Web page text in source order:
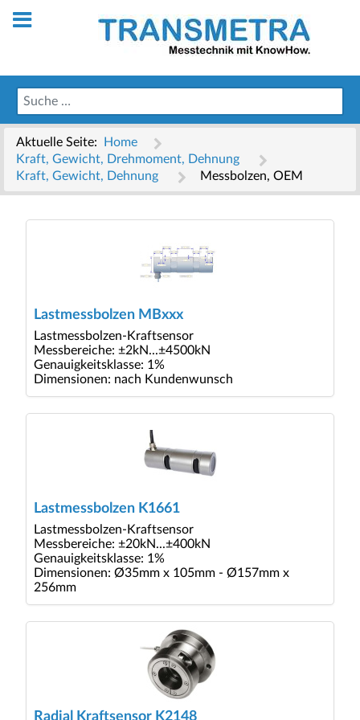
Aktuelle Seite:
Home
Kraft, Gewicht, Drehmoment, Dehnung
Kraft, Gewicht, Dehnung
Messbolzen, OEM
Lastmessbolzen MBxxx
Lastmessbolzen-Kraftsensor
Messbereiche: ±2kN...±4500kN
Genauigkeitsklasse: 1%
Dimensionen: nach Kundenwunsch
Lastmessbolzen K1661
Lastmessbolzen-Kraftsensor
Messbereiche: ±20kN...±400kN
Genauigkeitsklasse: 1%
Dimensionen: Ø35mm x 105mm - Ø157mm x
256mm
Radial Kraftsensor K2148